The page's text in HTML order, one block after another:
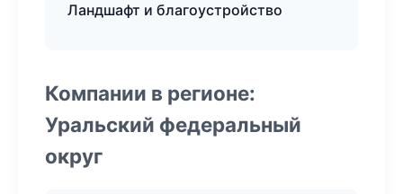
Ландшафт и благоустройство
Компании в регионе:
Уральский федеральный
округ